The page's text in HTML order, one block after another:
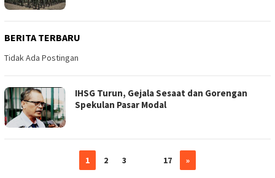
BERITA TERBARU
Tidak Ada Postingan
IHSG Turun, Gejala Sesaat dan Gorengan
Spekulan Pasar Modal
1 2 3 17 »